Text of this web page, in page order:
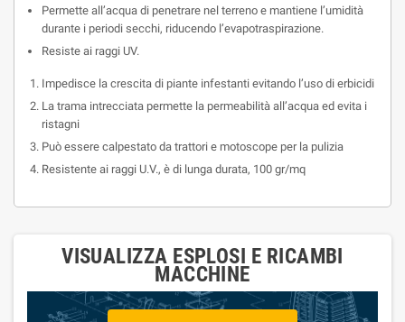
Permette all’acqua di penetrare nel terreno e mantiene l’umidità
durante i periodi secchi, riducendo l’evapotraspirazione.
Resiste ai raggi UV.
Impedisce la crescita di piante infestanti evitando l’uso di erbicidi
La trama intrecciata permette la permeabilità all’acqua ed evita i
ristagni
Può essere calpestato da trattori e motoscope per la pulizia
Resistente ai raggi U.V., è di lunga durata, 100 gr/mq
VISUALIZZA ESPLOSI E RICAMBI
MACCHINE